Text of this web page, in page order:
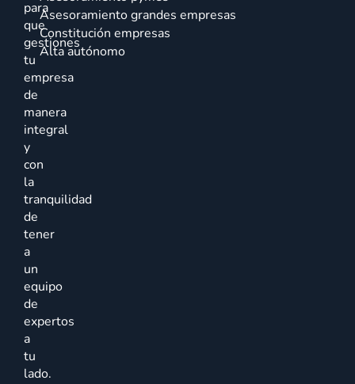
para
que
gestiones
tu
empresa
de
manera
integral
y
con
la
tranquilidad
de
tener
a
un
equipo
de
expertos
a
tu
lado.
Asesoramiento grandes empresas
Constitución empresas
Alta autónomo